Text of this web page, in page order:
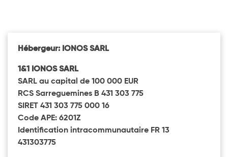
Hébergeur: IONOS SARL
1&1 IONOS SARL
SARL au capital de 100 000 EUR
RCS Sarreguemines B 431 303 775
SIRET 431 303 775 000 16
Code APE: 6201Z
Identification intracommunautaire FR 13
431303775